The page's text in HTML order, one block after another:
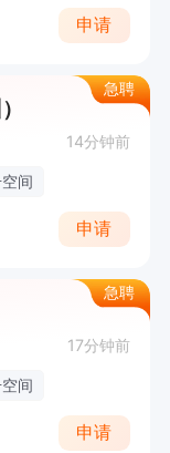
申请
急聘
14分钟前
间
申请
急聘
17分钟前
间
申请